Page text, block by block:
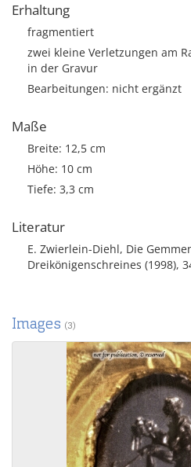
Erhaltung
fragmentiert
zwei kleine Verletzungen am
in der Gravur
Bearbeitungen: nicht ergänzt
Maße
Breite: 12,5 cm
Höhe: 10 cm
Tiefe: 3,3 cm
Literatur
E. Zwierlein-Diehl, Die
Dreikönigenschreines (1998),
Images (3)